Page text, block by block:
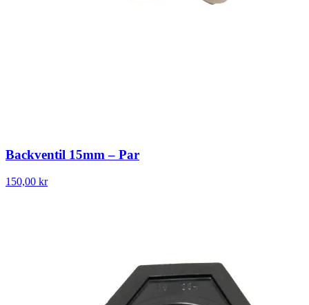
Backventil 15mm – Par
150,00 kr